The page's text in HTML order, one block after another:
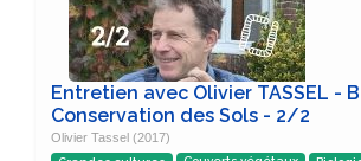
Entretien avec Olivier TASSEL -
Conservation des Sols - 2/2
Olivier Tassel (2017)